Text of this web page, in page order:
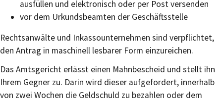
ausfüllen und elektronisch oder per Post versenden
vor dem Urkundsbeamten der Geschäftsstelle
Rechtsanwälte und Inkassounternehmen sind verpflichtet,
den Antrag in maschinell lesbarer Form einzureichen.
Das Amtsgericht erlässt einen Mahnbescheid und stellt ihn
Ihrem Gegner zu. Darin wird dieser aufgefordert, innerhalb
von zwei Wochen die Geldschuld zu bezahlen oder dem